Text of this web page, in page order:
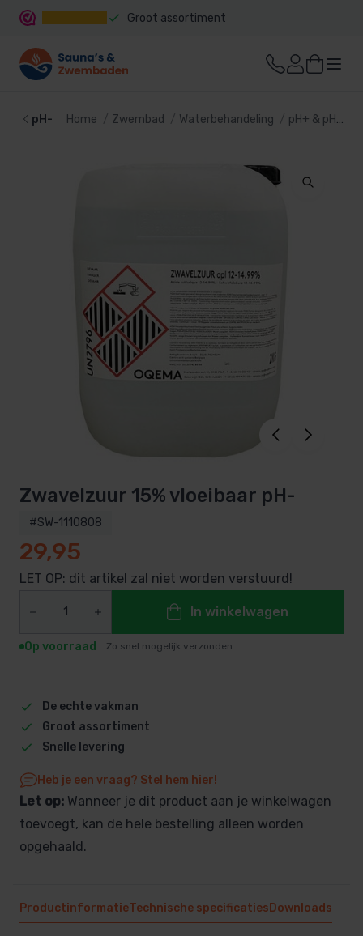
Groot assortiment
pH- Home Zwembad Waterbehandeling pH+ & pH-
Zwavelzuur 15% vloeibaar pH-
#SW-1110808
29,95
LET OP: dit artikel zal niet worden verstuurd!
In winkelwagen
Op voorraad Zo snel mogelijk verzonden
De echte vakman
Groot assortiment
Snelle levering
Heb je een vraag? Stel hem hier!
Let op: Wanneer je dit product aan je winkelwagen
toevoegt, kan de hele bestelling alleen worden
opgehaald.
ProductinformatieTechnische specificaties Downloads